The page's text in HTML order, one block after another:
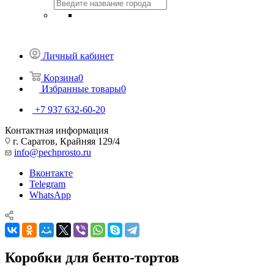
Личный кабинет
Корзина0
Избранные товары0
+7 937 632-60-20
Контактная информация
г. Саратов, Крайняя 129/4
info@pechprosto.ru
Вконтакте
Telegram
WhatsApp
Коробки для бенто-тортов